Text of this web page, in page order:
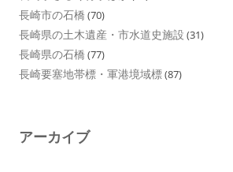
長崎市の石橋 (70)
長崎県の土木遺産・市水道史施設 (31)
長崎県の石橋 (77)
長崎要塞地帯標・軍港境域標(87)
アーカイブ